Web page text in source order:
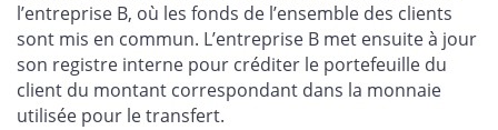
l’entreprise B, où les fonds de l’ensemble des clients
sont mis en commun. L’entreprise B met ensuite à jour
son registre interne pour créditer le portefeuille du
client du montant correspondant dans la monnaie
utilisée pour le transfert.